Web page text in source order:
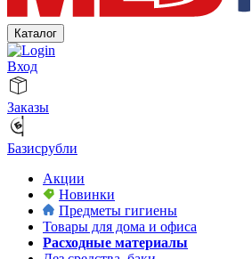
Каталог
Вход
Заказы
Базисрубли
Акции
Новинки
Предметы гигиены
Товары для дома и офиса
Расходные материалы